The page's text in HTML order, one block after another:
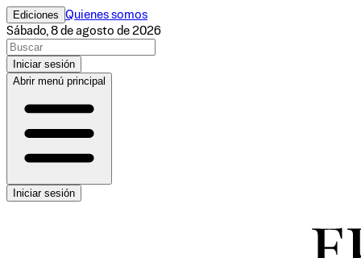
Ediciones Quienes somos
Sábado, 8 de agosto de 2026
Iniciar sesión
Abrir menú principal
Iniciar sesión